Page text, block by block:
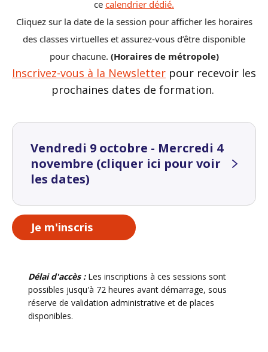
ce calendrier dédié.
Cliquez sur la date de la session pour afficher les horaires
des classes virtuelles et assurez-vous d’être disponible
pour chacune. (Horaires de métropole)
Inscrivez-vous à la Newsletter pour recevoir les
prochaines dates de formation.
Vendredi 9 octobre - Mercredi 4
novembre (cliquer ici pour voir
les dates)
Je m'inscris
Délai d'accès : Les inscriptions à ces sessions sont
possibles jusqu'à 72 heures avant démarrage, sous
réserve de validation administrative et de places
disponibles.